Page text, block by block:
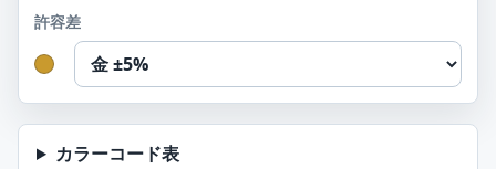
許容差
カラーコード表